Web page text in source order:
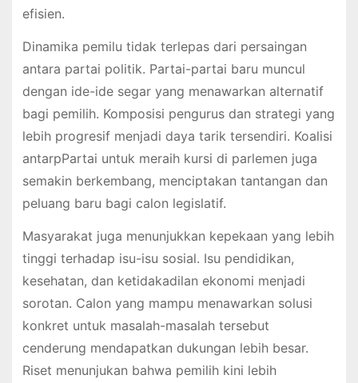
efisien.
Dinamika pemilu tidak terlepas dari persaingan
antara partai politik. Partai-partai baru muncul
dengan ide-ide segar yang menawarkan alternatif
bagi pemilih. Komposisi pengurus dan strategi yang
lebih progresif menjadi daya tarik tersendiri. Koalisi
antarpPartai untuk meraih kursi di parlemen juga
semakin berkembang, menciptakan tantangan dan
peluang baru bagi calon legislatif.
Masyarakat juga menunjukkan kepekaan yang lebih
tinggi terhadap isu-isu sosial. Isu pendidikan,
kesehatan, dan ketidakadilan ekonomi menjadi
sorotan. Calon yang mampu menawarkan solusi
konkret untuk masalah-masalah tersebut
cenderung mendapatkan dukungan lebih besar.
Riset menunjukan bahwa pemilih kini lebih